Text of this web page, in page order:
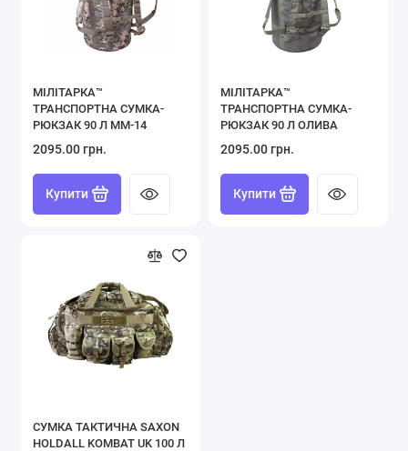
МІЛІТАРКА™
ТРАНСПОРТНА СУМКА-
РЮКЗАК 90 Л ММ-14
2095.00 грн.
Купити
МІЛІТАРКА™
ТРАНСПОРТНА СУМКА-
РЮКЗАК 90 Л ОЛИВА
2095.00 грн.
Купити
СУМКА ТАКТИЧНА SAXON
HOLDALL KOMBAT UK 100 Л